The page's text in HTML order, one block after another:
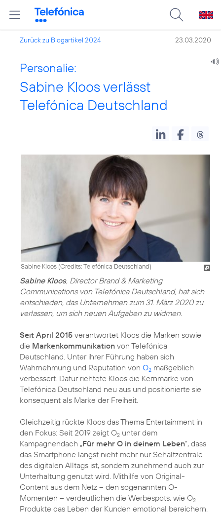
Zurück zu Blogartikel 2024 23.03.2020
Personalie:
Sabine Kloos verlässt
Telefónica Deutschland
Sabine Kloos (Credits: Telefónica Deutschland)
Sabine Kloos, Director Brand & Marketing
Communications von Telefónica Deutschland, hat sich
entschieden, das Unternehmen zum 31. März 2020 zu
verlassen, um sich neuen Aufgaben zu widmen.
Seit April 2015 verantwortet Kloos die Marken sowie
die Markenkommunikation von Telefónica
Deutschland. Unter ihrer Führung haben sich
Wahrnehmung und Reputation von O2 maßgeblich
verbessert. Dafür richtete Kloos die Kernmarke von
Telefónica Deutschland neu aus und positionierte sie
konsequent als Marke der Freiheit.
Gleichzeitig rückte Kloos das Thema Entertainment in
den Fokus: Seit 2019 zeigt O2 unter dem
Kampagnendach „Für mehr O in deinem Leben“, dass
das Smartphone längst nicht mehr nur Schaltzentrale
des digitalen Alltags ist, sondern zunehmend auch zur
Unterhaltung genutzt wird. Mithilfe von Original-
Content aus dem Netz – den sogenannten O-
Momenten – verdeutlichen die Werbespots, wie O2
Produkte das Leben der Kunden emotional bereichern.